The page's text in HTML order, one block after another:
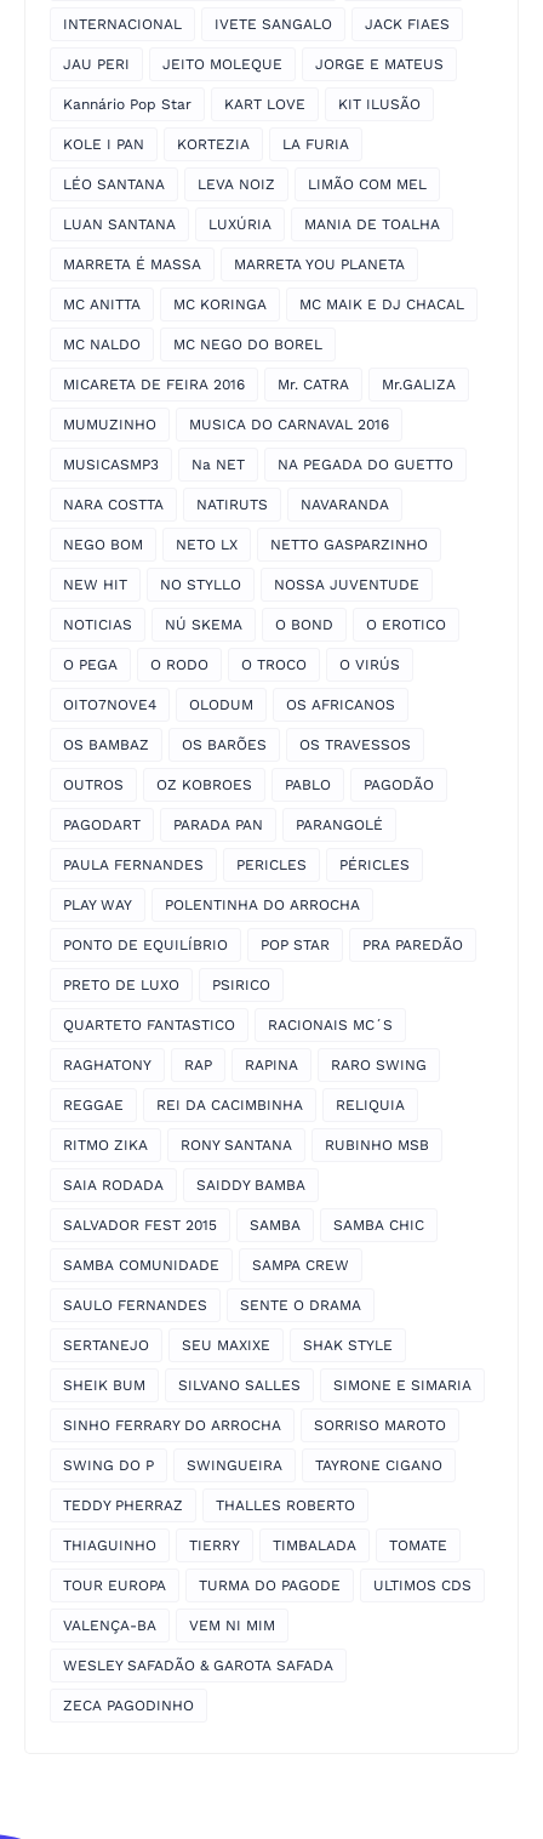
INTERNACIONAL IVETE SANGALO JACK FIAES
JAU PERI JEITO MOLEQUE JORGE E MATEUS
Kannário Pop Star KART LOVE KIT ILUSÃO
KOLE I PAN KORTEZIA LA FURIA
LÉO SANTANA LEVA NOIZ LIMÃO COM MEL
LUAN SANTANA LUXÚRIA MANIA DE TOALHA
MARRETA É MASSA MARRETA YOU PLANETA
MC ANITTA MC KORINGA MC MAIK E DJ CHACAL
MC NALDO MC NEGO DO BOREL
MICARETA DE FEIRA 2016 Mr. CATRA Mr.GALIZA
MUMUZINHO MUSICA DO CARNAVAL 2016
MUSICASMP3 Na NET NA PEGADA DO GUETTO
NARA COSTTA NATIRUTS NAVARANDA
NEGO BOM NETO LX NETTO GASPARZINHO
NEW HIT NO STYLLO NOSSA JUVENTUDE
NOTICIAS NÚ SKEMA O BOND O EROTICO
O PEGA O RODO O TROCO O VIRÚS
OITO7NOVE4 OLODUM OS AFRICANOS
OS BAMBAZ OS BARÕES OS TRAVESSOS
OUTROS OZ KOBROES PABLO PAGODÃO
PAGODART PARADA PAN PARANGOLÉ
PAULA FERNANDES PERICLES PÉRICLES
PLAY WAY POLENTINHA DO ARROCHA
PONTO DE EQUILÍBRIO POP STAR PRA PAREDÃO
PRETO DE LUXO PSIRICO
QUARTETO FANTASTICO RACIONAIS MC´S
RAGHATONY RAP RAPINA RARO SWING
REGGAE REI DA CACIMBINHA RELIQUIA
RITMO ZIKA RONY SANTANA RUBINHO MSB
SAIA RODADA SAIDDY BAMBA
SALVADOR FEST 2015 SAMBA SAMBA CHIC
SAMBA COMUNIDADE SAMPA CREW
SAULO FERNANDES SENTE O DRAMA
SERTANEJO SEU MAXIXE SHAK STYLE
SHEIK BUM SILVANO SALLES SIMONE E SIMARIA
SINHO FERRARY DO ARROCHA SORRISO MAROTO
SWING DO P SWINGUEIRA TAYRONE CIGANO
TEDDY PHERRAZ THALLES ROBERTO
THIAGUINHO TIERRY TIMBALADA TOMATE
TOUR EUROPA TURMA DO PAGODE ULTIMOS CDS
VALENÇA-BA VEM NI MIM
WESLEY SAFADÃO & GAROTA SAFADA
ZECA PAGODINHO